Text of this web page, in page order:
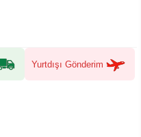
Yurtdışı Gönderim